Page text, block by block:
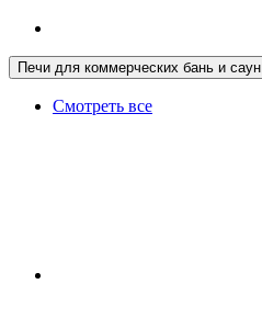
Печи для коммерческих бань и саун
Смотреть все